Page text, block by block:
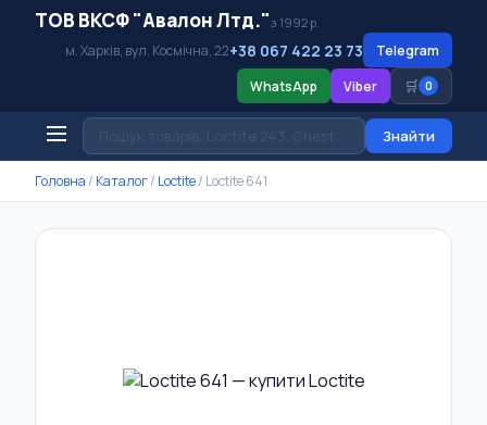
ТОВ ВКСФ "Авалон Лтд."з 1992 р.
м. Харків, вул. Космічна, 22+38 067 422 23 73
Telegram
WhatsApp
Viber 🛒 0
Знайти
Головна / Каталог/ Loctite/ Loctite 641